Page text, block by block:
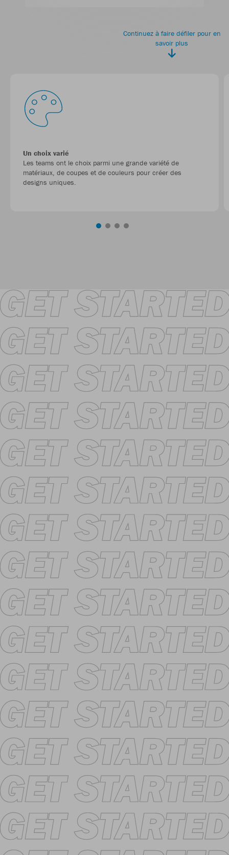
Continuez à faire défiler pour en
savoir plus
Un choix varié
Les teams ont le choix parmi une grande variété de
matériaux, de coupes et de couleurs pour créer des
designs uniques.